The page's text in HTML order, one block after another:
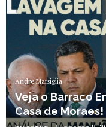
Andre Marsiglia
Veja o Barraco
Casa de Moraes!